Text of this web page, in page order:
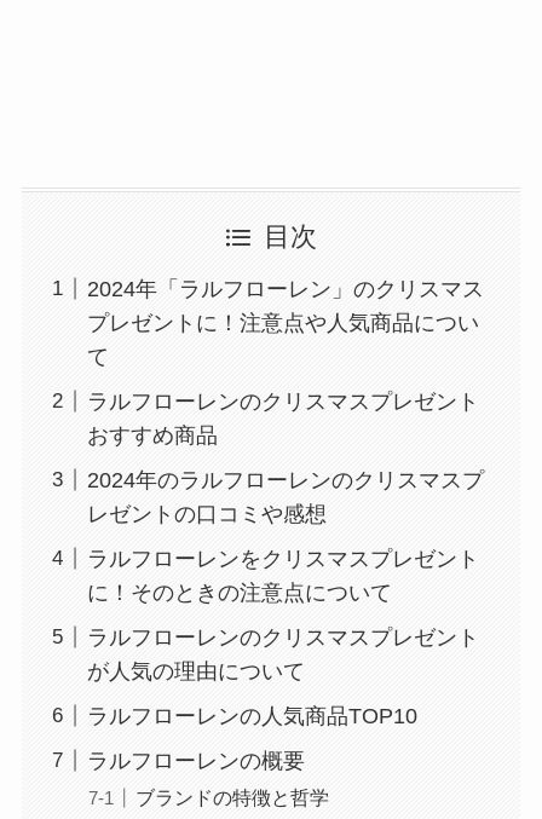
目次
2024年「ラルフローレン」のクリスマス
プレゼントに！注意点や人気商品につい
て
ラルフローレンのクリスマスプレゼント
おすすめ商品
2024年のラルフローレンのクリスマスプ
レゼントの口コミや感想
ラルフローレンをクリスマスプレゼント
に！そのときの注意点について
ラルフローレンのクリスマスプレゼント
が人気の理由について
ラルフローレンの人気商品TOP10
ラルフローレンの概要
ブランドの特徴と哲学